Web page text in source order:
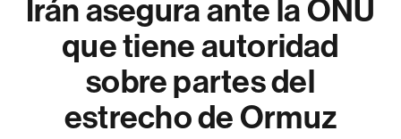
Irán asegura ante la ONU
que tiene autoridad
sobre partes del
estrecho de Ormuz